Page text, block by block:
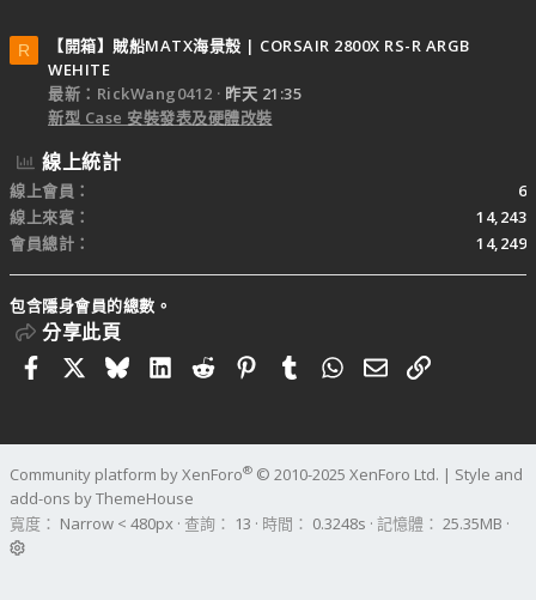
R
【開箱】賊船MATX海景殼 | CORSAIR 2800X RS-R ARGB
WEHITE
最新：RickWang0412
昨天 21:35
新型 Case 安裝發表及硬體改裝
線上統計
線上會員
6
線上來賓
14,243
會員總計
14,249
包含隱身會員的總數。
分享此頁
FacebookBlueskyLinkedIn
RedditPinterestTumblrWhatsApp
電子郵件
連結
Community platform by XenForo® © 2010-2025 XenForo Ltd. | Style and
add-ons by ThemeHouse
寬度
查詢 13 時間 0.3248s 記憶體 25.35MB